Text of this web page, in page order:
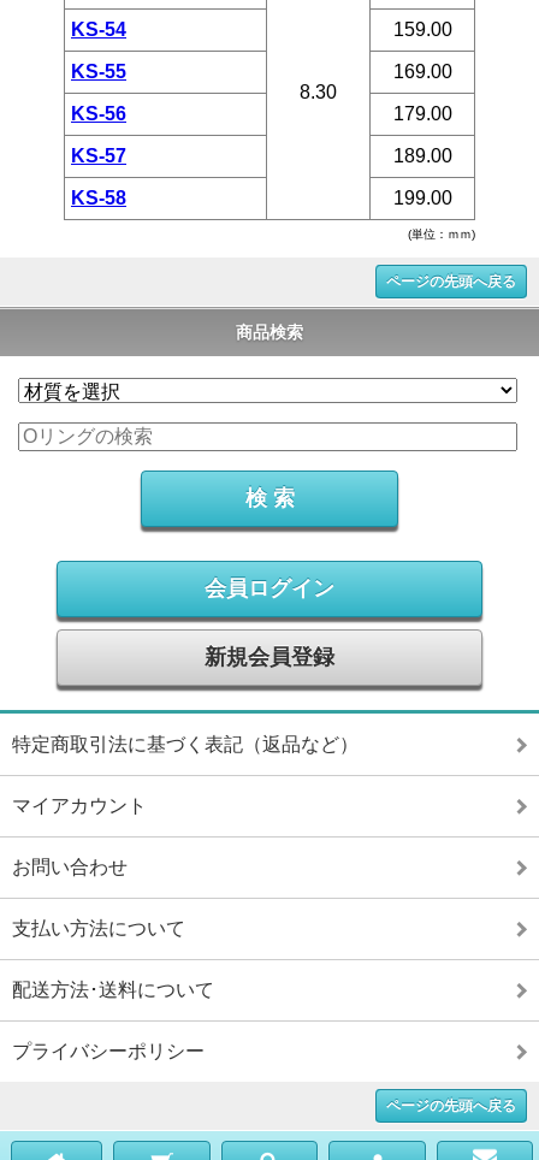
(単位：ｍｍ)
8.30
KS-54 159.00
KS-55 169.00
KS-56 179.00
KS-57 189.00
KS-58 199.00
ページの先頭へ戻る
商品検索
会員ログイン
新規会員登録
特定商取引法に基づく表記（返品など）
マイアカウント
お問い合わせ
支払い方法について
配送方法･送料について
プライバシーポリシー
ページの先頭へ戻る